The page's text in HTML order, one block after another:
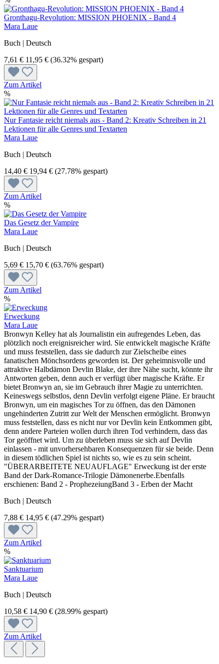
Gronthagu-Revolution: MISSION PHOENIX - Band 4
Mara Laue
Buch | Deutsch
7,61 € 11,95 € (36.32% gespart)
Zum Artikel
%
Nur Fantasie reicht niemals aus - Band 2: Kreativ Schreiben in 21
Lektionen für alle Genres und Textarten
Mara Laue
Buch | Deutsch
14,40 € 19,94 € (27.78% gespart)
Zum Artikel
%
Das Gesetz der Vampire
Mara Laue
Buch | Deutsch
5,69 € 15,70 € (63.76% gespart)
Zum Artikel
%
Erweckung
Mara Laue
Bronwyn Kelley hat als Journalistin ein aufregendes Leben, das
plötzlich noch ereignisreicher wird. Sie entwickelt magische Kräfte
und muss feststellen, dass sie dadurch zur Zielscheibe eines
fanatischen Mönchsordens geworden ist. Der geheimnisvolle und
attraktive Halbdämon Devlin Blake, der ihre Nähe sucht, könnte ihr
Antworten geben, denn auch er verfügt über magische Kräfte. Er
bietet Bronwyn an, sie im Gebrauch ihrer Magie zu unterrichten.
Keineswegs selbstlos, denn Devlin verfolgt eigene Pläne. Er braucht
Bronwyn, um ein magisches Tor zu öffnen, das den Dämonen
ungehinderten Zutritt zur Welt der Menschen ermöglicht. Bronwyn
muss feststellen, dass es nicht nur vor Devlin kein Entkommen gibt,
denn andere Parteien wollen durch ihren Tod verhindern, dass das
Tor geöffnet wird. Um zu überleben muss sie sich auf Devlin
einlassen - mit unvorhersehbaren Konsequenzen für sie beide. Denn
in diesem tödlichen Spiel ist nichts so, wie es zu sein scheint.
"ÜBERARBEITETE NEUAUFLAGE" Erweckung ist der erste
Band der Dark-Romance-Trilogie Dämonenerbe.Ebenfalls
erschienen: Band 2 - ProphezeiungBand 3 - Erben der Macht
Buch | Deutsch
7,88 € 14,95 € (47.29% gespart)
Zum Artikel
%
Sanktuarium
Mara Laue
Buch | Deutsch
10,58 € 14,90 € (28.99% gespart)
Zum Artikel